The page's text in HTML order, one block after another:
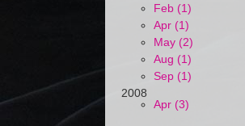
Feb (1)
Apr (1)
May (2)
Aug (1)
Sep (1)
2008
Apr (3)